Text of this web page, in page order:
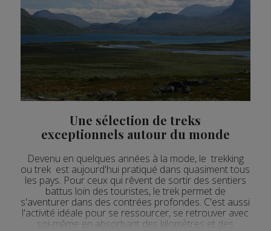
Une sélection de treks
exceptionnels autour du monde
Devenu en quelques années à la mode, le trekking
ou trek est aujourd'hui pratiqué dans quasiment tous
les pays. Pour ceux qui rêvent de sortir des sentiers
battus loin des touristes, le trek permet de
s'aventurer dans des contrées profondes. C'est aussi
l'activité idéale pour se ressourcer, se retrouver avec
soi-même en absorbant des kilomètres et des